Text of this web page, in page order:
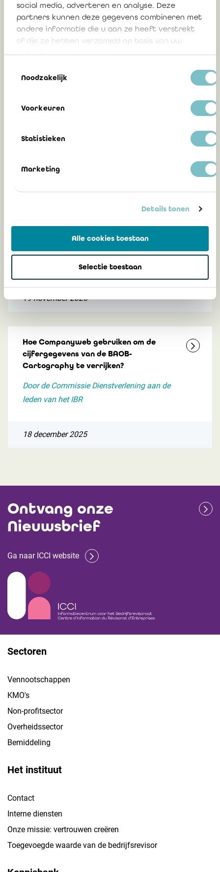
social media, adverteren en analyse. Deze
partners kunnen deze gegevens combineren met
andere informatie die u aan ze heeft verstrekt
of die ze hebben verzameld op basis van uw
Noodzakelijk
Voorkeuren
Statistieken
Marketing
Details tonen
Alle cookies toestaan
Selectie toestaan
Gerelateerd
transparantie
Lieven Acke, bedrijfsrevisor
10 juni 2026
informatie Auditors Annual
Cartography – aanmaken XML-bestand
portaal
Update XML-conversietool 19.02.2026 -
Update basistabel 11.02.2026
19 november 2025
Hoe Companyweb gebruiken om de
cijfergegevens van de BAOB-
Cartography te verrijken?
Door de Commissie Dienstverlening aan de
leden van het IBR
18 december 2025
Ontvang onze
Nieuwsbrief
Ga naar ICCI website
Sectoren
Vennootschappen
KMO's
Non-profitsector
Overheidssector
Bemiddeling
Het instituut
Contact
Interne diensten
Onze missie: vertrouwen creëren
Toegevoegde waarde van de bedrijfsrevisor